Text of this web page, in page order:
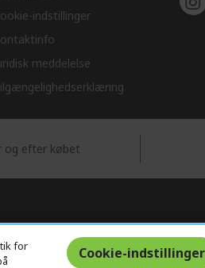
indstillinger
meddelelse
og efter købet
for
Cookie-indstillinger